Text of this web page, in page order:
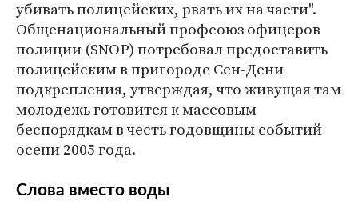
убивать полицейских, рвать их на части".
Общенациональный профсоюз офицеров
полиции (SNOP) потребовал предоставить
полицейским в пригороде Сен-Дени
подкрепления, утверждая, что живущая там
молодежь готовится к массовым
беспорядкам в честь годовщины событий
осени 2005 года.
Слова вместо воды